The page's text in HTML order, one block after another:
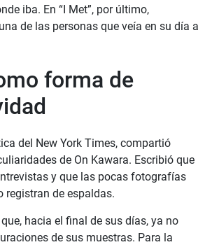
iba. En “I Met”, por último,
de las personas que veía en su día a
forma de
del New York Times, compartió
de On Kawara. Escribió que
y que las pocas fotografías
registran de espaldas.
hacia el final de sus días, ya no
de sus muestras. Para la